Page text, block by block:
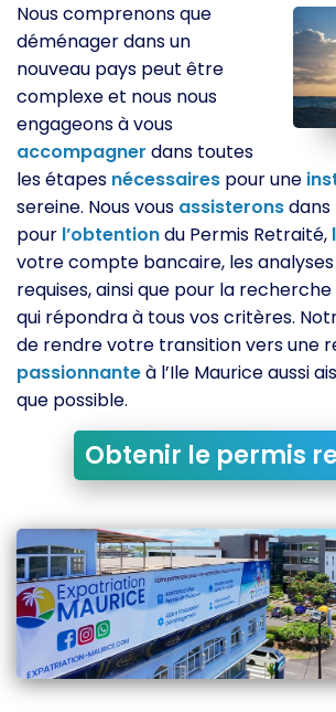
Nous comprenons que
déménager dans un
nouveau pays peut être
complexe et nous nous
engageons à vous
accompagner dans toutes
les étapes nécessaires pour une
sereine. Nous vous assisterons
pour l’obtentiondu Permis Retraité,
votre compte bancaire, les
requises, ainsi que pour la
qui répondra à tous vos critères.
de rendre votre transition vers une
passionnanteà l’Ile Maurice aussi
que possible.
Obtenir le permis